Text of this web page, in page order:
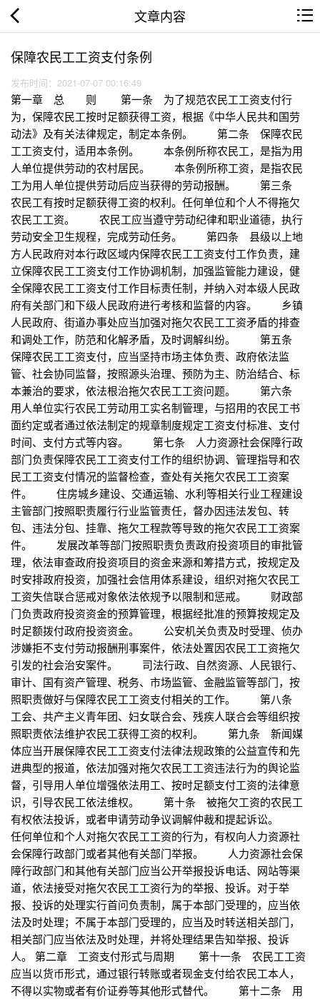
文章内容
保障农民工工资支付条例
发布时间：2021-07-07 00:16:49
第一章 总 则 第一条 为了规范农民工工资支付行
为，保障农民工按时足额获得工资，根据《中华人民共和国劳
动法》及有关法律规定，制定本条例。 第二条 保障农民
工工资支付，适用本条例。 本条例所称农民工，是指为用
人单位提供劳动的农村居民。 本条例所称工资，是指农民
工为用人单位提供劳动后应当获得的劳动报酬。 第三条
农民工有按时足额获得工资的权利。任何单位和个人不得拖欠
农民工工资。 农民工应当遵守劳动纪律和职业道德，执行
劳动安全卫生规程，完成劳动任务。 第四条 县级以上地
方人民政府对本行政区域内保障农民工工资支付工作负责，建
立保障农民工工资支付工作协调机制，加强监管能力建设，健
全保障农民工工资支付工作目标责任制，并纳入对本级人民政
府有关部门和下级人民政府进行考核和监督的内容。 乡镇
人民政府、街道办事处应当加强对拖欠农民工工资矛盾的排查
和调处工作，防范和化解矛盾，及时调解纠纷。 第五条
保障农民工工资支付，应当坚持市场主体负责、政府依法监
管、社会协同监督，按照源头治理、预防为主、防治结合、标
本兼治的要求，依法根治拖欠农民工工资问题。 第六条
用人单位实行农民工劳动用工实名制管理，与招用的农民工书
面约定或者通过依法制定的规章制度规定工资支付标准、支付
时间、支付方式等内容。 第七条 人力资源社会保障行政
部门负责保障农民工工资支付工作的组织协调、管理指导和农
民工工资支付情况的监督检查，查处有关拖欠农民工工资案
件。 住房城乡建设、交通运输、水利等相关行业工程建设
主管部门按照职责履行行业监管责任，督办因违法发包、转
包、违法分包、挂靠、拖欠工程款等导致的拖欠农民工工资案
件。 发展改革等部门按照职责负责政府投资项目的审批管
理，依法审查政府投资项目的资金来源和筹措方式，按规定及
时安排政府投资，加强社会信用体系建设，组织对拖欠农民工
工资失信联合惩戒对象依法依规予以限制和惩戒。 财政部
门负责政府投资资金的预算管理，根据经批准的预算按规定及
时足额拨付政府投资资金。 公安机关负责及时受理、侦办
涉嫌拒不支付劳动报酬刑事案件，依法处置因农民工工资拖欠
引发的社会治安案件。 司法行政、自然资源、人民银行、
审计、国有资产管理、税务、市场监管、金融监管等部门，按
照职责做好与保障农民工工资支付相关的工作。 第八条
工会、共产主义青年团、妇女联合会、残疾人联合会等组织按
照职责依法维护农民工获得工资的权利。 第九条 新闻媒
体应当开展保障农民工工资支付法律法规政策的公益宣传和先
进典型的报道，依法加强对拖欠农民工工资违法行为的舆论监
督，引导用人单位增强依法用工、按时足额支付工资的法律意
识，引导农民工依法维权。 第十条 被拖欠工资的农民工
有权依法投诉，或者申请劳动争议调解仲裁和提起诉讼。
任何单位和个人对拖欠农民工工资的行为，有权向人力资源社
会保障行政部门或者其他有关部门举报。 人力资源社会保
障行政部门和其他有关部门应当公开举报投诉电话、网站等渠
道，依法接受对拖欠农民工工资行为的举报、投诉。对于举
报、投诉的处理实行首问负责制，属于本部门受理的，应当依
法及时处理；不属于本部门受理的，应当及时转送相关部门，
相关部门应当依法及时处理，并将处理结果告知举报、投诉
人。 第二章 工资支付形式与周期 第十一条 农民工工资
应当以货币形式，通过银行转账或者现金支付给农民工本人，
不得以实物或者有价证券等其他形式替代。 第十二条 用